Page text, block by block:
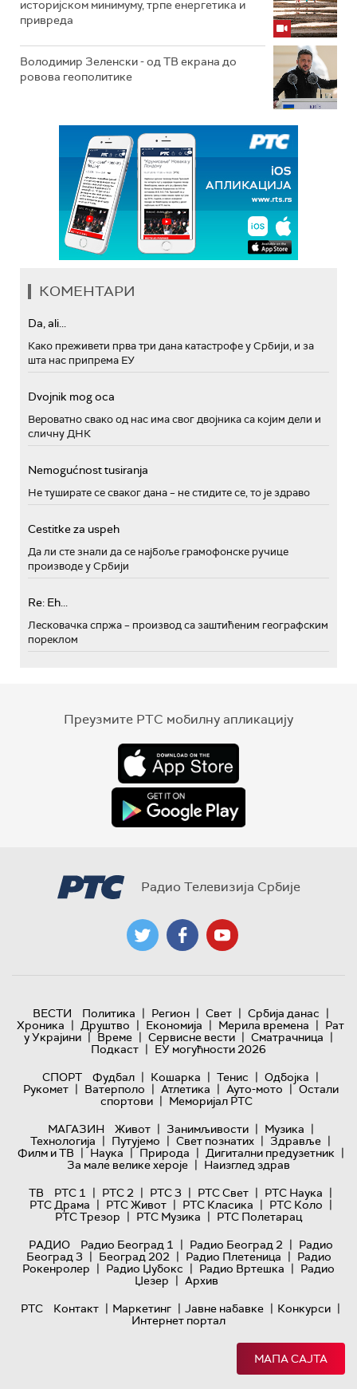
историјском минимуму, трпе енергетика и
привреда
Володимир Зеленски - од ТВ екрана до
ровова геополитике
КОМЕНТАРИ
Da, ali...
Како преживети прва три дана катастрофе у Србији, и за
шта нас припрема ЕУ
Dvojnik mog oca
Вероватно свако од нас има свог двојника са којим дели и
сличну ДНК
Nemogućnost tusiranja
Не туширате се сваког дана – не стидите се, то је здраво
Cestitke za uspeh
Да ли сте знали да се најбоље грамофонске ручице
производе у Србији
Re: Eh...
Лесковачка спржа – производ са заштићеним географским
пореклом
Преузмите РТС мобилну апликацију
Радио Телевизија Србије
ВЕСТИ Политика | Регион | Свет | Србија данас |
Хроника | Друштво | Економија | Мерила времена | Рат
у Украјини | Време | Сервисне вести | Сматрачница |
Подкаст | ЕУ могућности 2026
СПОРТ
Фудбал | Кошарка | Тенис | Одбојка |
Рукомет | Ватерполо | Атлетика | Ауто-мото | Остали
спортови | Меморијал РТС
МАГАЗИН
Живот | Занимљивости | Музика |
Технологијa | Путујемо | Свет познатих | Здравље |
Филм и ТВ | Наука | Природа | Дигитални предузетник |
За мале велике хероје | Наизглед здрав
ТВ
РТС 1 | РТС 2 | РТС 3 | РТС Свет | РТС Наука |
РТС Драма | РТС Живот | РТС Класика | РТС Коло |
РТС Трезор | РТС Музика | РТС Полетарац
РАДИО
Радио Београд 1 | Радио Београд 2 | Радио
Београд 3 | Београд 202 | Радио Плетеница | Радио
Рокенролер | Радио Џубокс | Радио Вртешка | Радио
Џезер | Архив
РТС
Контакт | Маркетинг | Јавне набавке | Конкурси |
Интернет портал
МАПА САЈТА